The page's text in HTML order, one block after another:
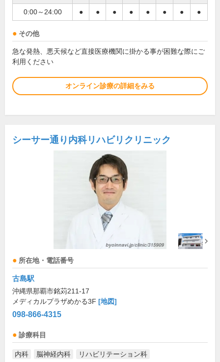
0:00～24:00 ● ● ● ● ● ● ● ●
その他
急な発熱、悪天候など直接医療機関に掛かる事が困難な際にご
利用ください
オンライン診療の詳細をみる
シーサー通り内科リハビリクリニック
所在地・電話番号
古島駅
沖縄県那覇市銘苅211-17
メディカルプラザめかる3F [地図]
098-866-4315
診療科目
内科 脳神経内科 リハビリテーション科